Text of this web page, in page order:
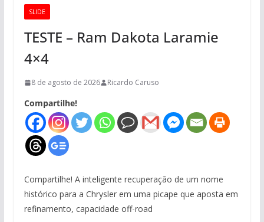
SLIDE
TESTE – Ram Dakota Laramie
4×4
8 de agosto de 2026 Ricardo Caruso
Compartilhe!
Compartilhe! A inteligente recuperação de um nome
histórico para a Chrysler em uma picape que aposta em
refinamento, capacidade off-road